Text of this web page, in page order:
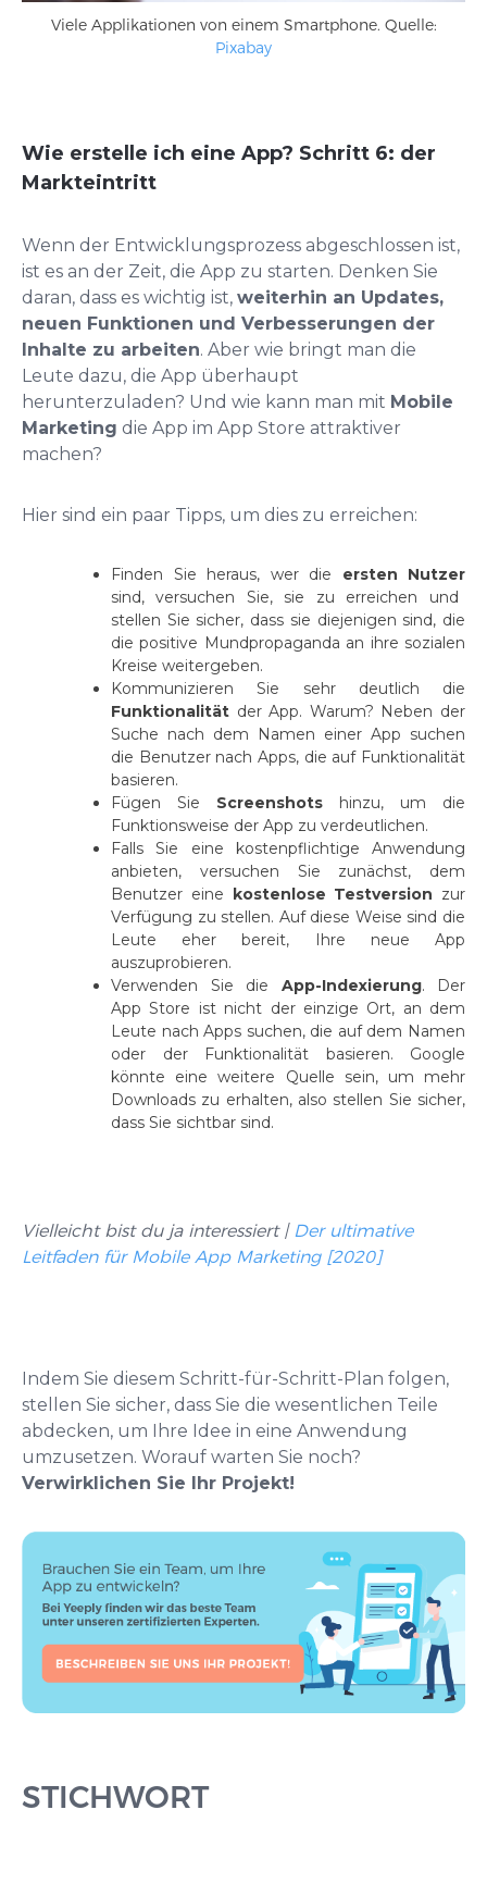
Viele Applikationen von einem Smartphone. Quelle:
Pixabay
Wie erstelle ich eine App? Schritt 6: der
Markteintritt
Wenn der Entwicklungsprozess abgeschlossen ist,
ist es an der Zeit, die App zu starten. Denken Sie
daran, dass es wichtig ist, weiterhin an Updates,
neuen Funktionen und Verbesserungen der
Inhalte zu arbeiten. Aber wie bringt man die
Leute dazu, die App überhaupt
herunterzuladen? Und wie kann man mit Mobile
Marketing die App im App Store attraktiver
machen?
Hier sind ein paar Tipps, um dies zu erreichen:
Finden Sie heraus, wer die ersten Nutzer
sind, versuchen Sie, sie zu erreichen und
stellen Sie sicher, dass sie diejenigen sind, die
die positive Mundpropaganda an ihre sozialen
Kreise weitergeben.
Kommunizieren Sie sehr deutlich die
Funktionalität der App. Warum? Neben der
Suche nach dem Namen einer App suchen
die Benutzer nach Apps, die auf Funktionalität
basieren.
Fügen Sie Screenshots hinzu, um die
Funktionsweise der App zu verdeutlichen.
Falls Sie eine kostenpflichtige Anwendung
anbieten, versuchen Sie zunächst, dem
Benutzer eine kostenlose Testversion zur
Verfügung zu stellen. Auf diese Weise sind die
Leute eher bereit, Ihre neue App
auszuprobieren.
Verwenden Sie die App-Indexierung. Der
App Store ist nicht der einzige Ort, an dem
Leute nach Apps suchen, die auf dem Namen
oder der Funktionalität basieren. Google
könnte eine weitere Quelle sein, um mehr
Downloads zu erhalten, also stellen Sie sicher,
dass Sie sichtbar sind.
Vielleicht bist du ja interessiert | Der ultimative
Leitfaden für Mobile App Marketing [2020]
Indem Sie diesem Schritt-für-Schritt-Plan folgen,
stellen Sie sicher, dass Sie die wesentlichen Teile
abdecken, um Ihre Idee in eine Anwendung
umzusetzen. Worauf warten Sie noch?
Verwirklichen Sie Ihr Projekt!
STICHWORT